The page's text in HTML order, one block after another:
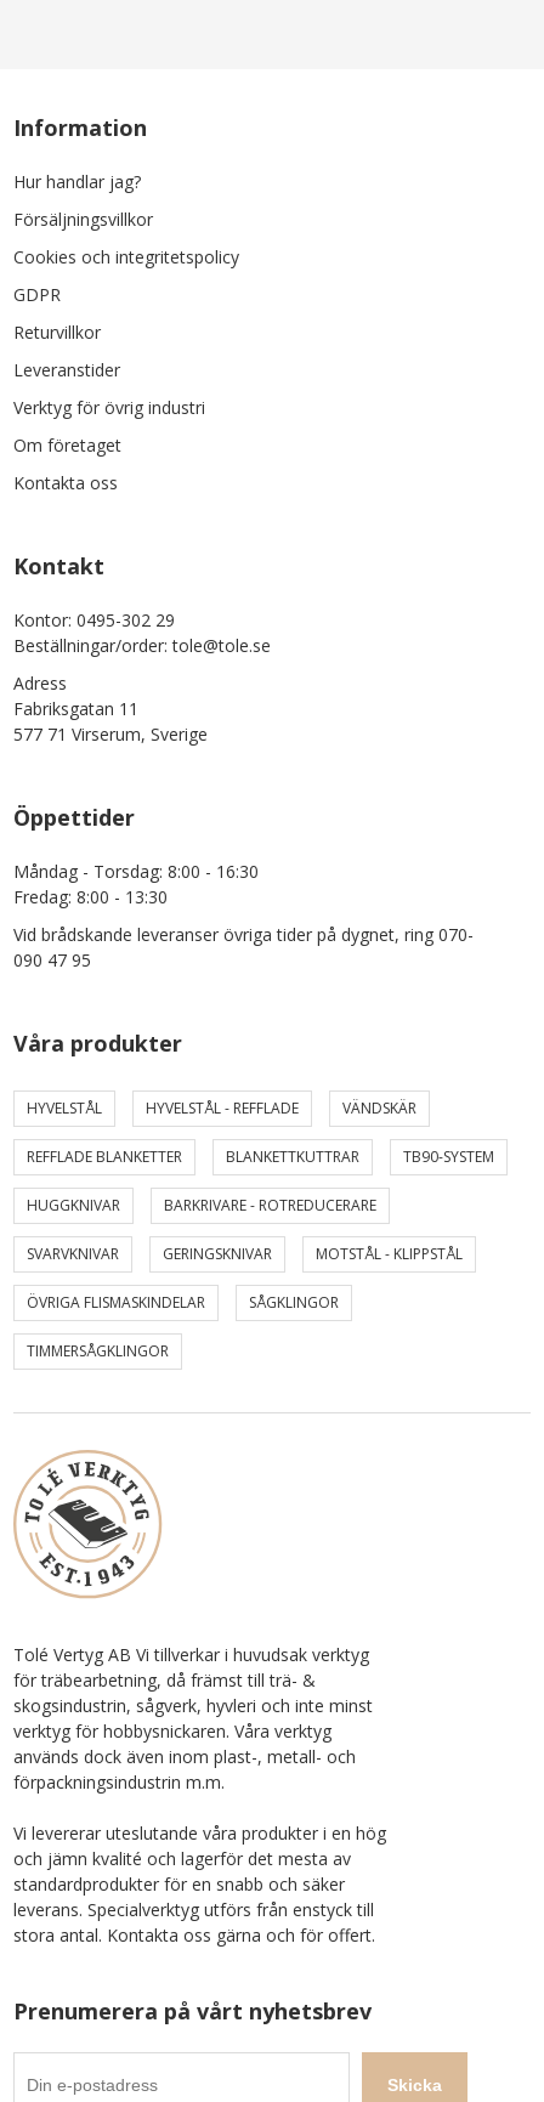
Information
Hur handlar jag?
Försäljningsvillkor
Cookies och integritetspolicy
GDPR
Returvillkor
Leveranstider
Verktyg för övrig industri
Om företaget
Kontakta oss
Kontakt
Kontor: 0495-302 29
Beställningar/order: tole@tole.se
Adress
Fabriksgatan 11
577 71 Virserum, Sverige
Öppettider
Måndag - Torsdag: 8:00 - 16:30
Fredag: 8:00 - 13:30
Vid brådskande leveranser övriga tider på dygnet, ring 070-
090 47 95
Våra produkter
HYVELSTÅL HYVELSTÅL - REFFLADE VÄNDSKÄR
REFFLADE BLANKETTER BLANKETTKUTTRAR TB90-SYSTEM
HUGGKNIVAR BARKRIVARE - ROTREDUCERARE
SVARVKNIVAR GERINGSKNIVAR MOTSTÅL - KLIPPSTÅL
ÖVRIGA FLISMASKINDELAR SÅGKLINGOR
TIMMERSÅGKLINGOR
Tolé Vertyg AB Vi tillverkar i huvudsak verktyg
för träbearbetning, då främst till trä- &
skogsindustrin, sågverk, hyvleri och inte minst
verktyg för hobbysnickaren. Våra verktyg
används dock även inom plast-, metall- och
förpackningsindustrin m.m.
Vi levererar uteslutande våra produkter i en hög
och jämn kvalité och lagerför det mesta av
standardprodukter för en snabb och säker
leverans. Specialverktyg utförs från enstyck till
stora antal. Kontakta oss gärna och för offert.
Prenumerera på vårt nyhetsbrev